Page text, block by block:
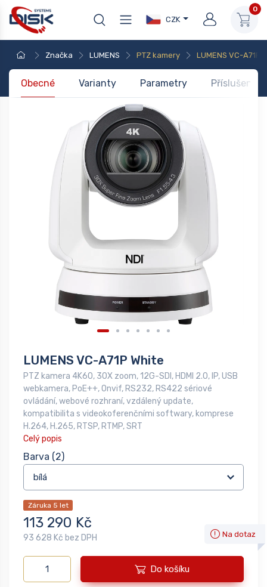
CZK
0
Značka LUMENS PTZ kamery LUMENS VC-A71P
Obecné Varianty Parametry
LUMENS VC-A71P White
PTZ kamera 4K60, 30X zoom, 12G-SDI, HDMI 2.0, IP, USB
webkamera, PoE++, Onvif, RS232, RS422 sériové
ovládání, webové rozhraní, vzdálený update,
kompatibilita s videokoferenčními softwary, komprese
H.264, H.265, RTSP, RTMP, SRT
Celý popis
Barva (2)
Záruka 5 let
113 290 Kč
93 628 Kč bez DPH Na dotaz
Do košíku